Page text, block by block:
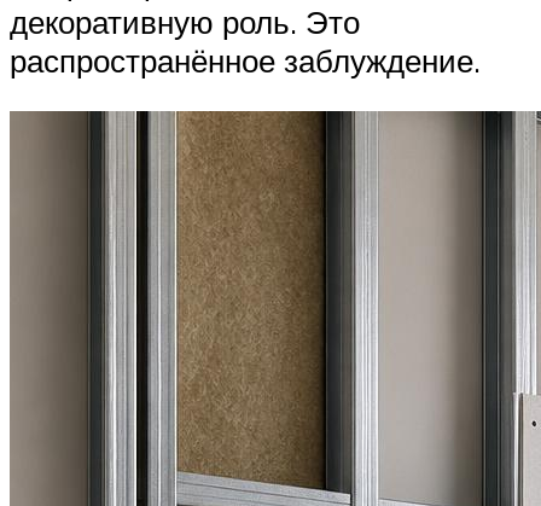
декоративную роль. Это
распространённое заблуждение.